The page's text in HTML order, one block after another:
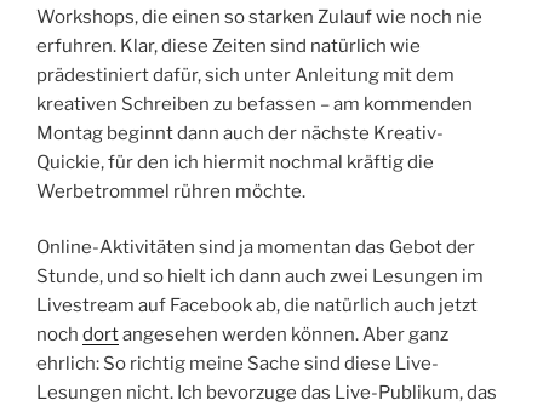
Workshops, die einen so starken Zulauf wie noch nie
erfuhren. Klar, diese Zeiten sind natürlich wie
prädestiniert dafür, sich unter Anleitung mit dem
kreativen Schreiben zu befassen – am kommenden
Montag beginnt dann auch der nächste Kreativ-
Quickie, für den ich hiermit nochmal kräftig die
Werbetrommel rühren möchte.
Online-Aktivitäten sind ja momentan das Gebot der
Stunde, und so hielt ich dann auch zwei Lesungen im
Livestream auf Facebook ab, die natürlich auch jetzt
noch dortangesehen werden können. Aber ganz
ehrlich: So richtig meine Sache sind diese Live-
Lesungen nicht. Ich bevorzuge das Live-Publikum, das